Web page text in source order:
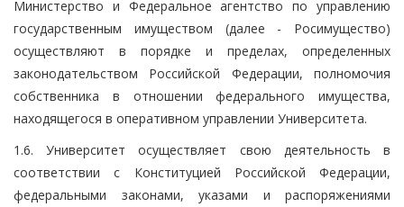
Министерство и Федеральное агентство по управлению
государственным имуществом (далее - Росимущество)
осуществляют в порядке и пределах, определенных
законодательством Российской Федерации, полномочия
собственника в отношении федерального имущества,
находящегося в оперативном управлении Университета.
1.6. Университет осуществляет свою деятельность в
соответствии с Конституцией Российской Федерации,
федеральными законами, указами и распоряжениями